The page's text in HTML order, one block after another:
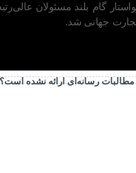
گام بلند مسئولان
جهانی شد.
مطالبات رسانه‌ای ارائه نشده است؟